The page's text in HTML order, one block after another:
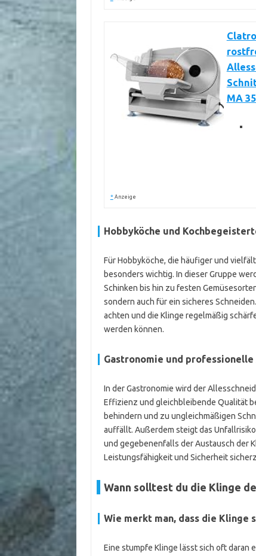
MA
* Anzeige
Hobbyköche und
Für Hobbyköche, die häufiger und
besonders wichtig. In dieser Gruppe
Schinken bis hin zu festen
sondern auch für ein sicheres
achten und die Klinge regelmäßig
werden können.
Gastronomie und
In der Gastronomie wird der
Effizienz und gleichbleibende Qualität
behindern und zu ungleichmäßigen
auffällt. Außerdem steigt das
und gegebenenfalls der Austausch der
Leistungsfähigkeit und Sicherheit
Wann solltest du die Klinge
Wie merkt man, dass die Klinge
Eine stumpfe Klinge lässt sich oft daran